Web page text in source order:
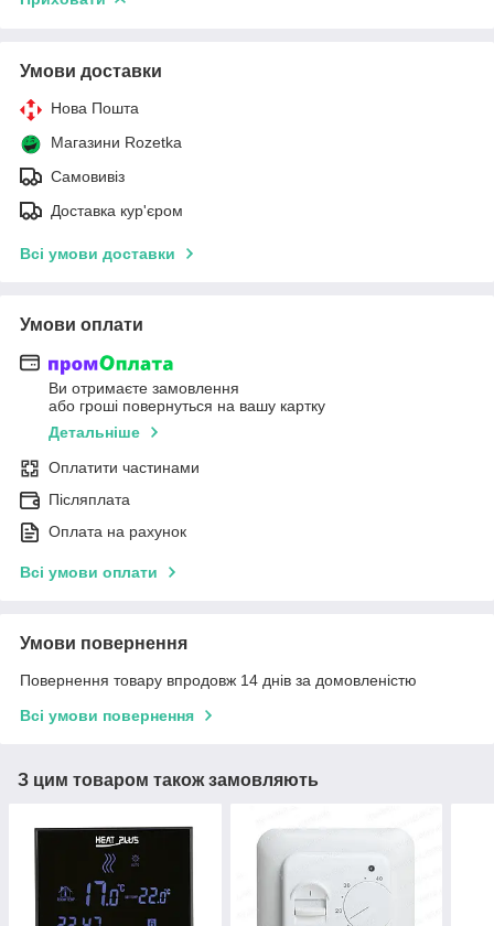
Умови доставки
Нова Пошта
Магазини Rozetka
Самовивіз
Доставка кур'єром
Всі умови доставки
Умови оплати
Ви отримаєте замовлення
або гроші повернуться на вашу картку
Детальніше
Оплатити частинами
Післяплата
Оплата на рахунок
Всі умови оплати
Умови повернення
Повернення товару впродовж 14 днів за домовленістю
Всі умови повернення
З цим товаром також замовляють